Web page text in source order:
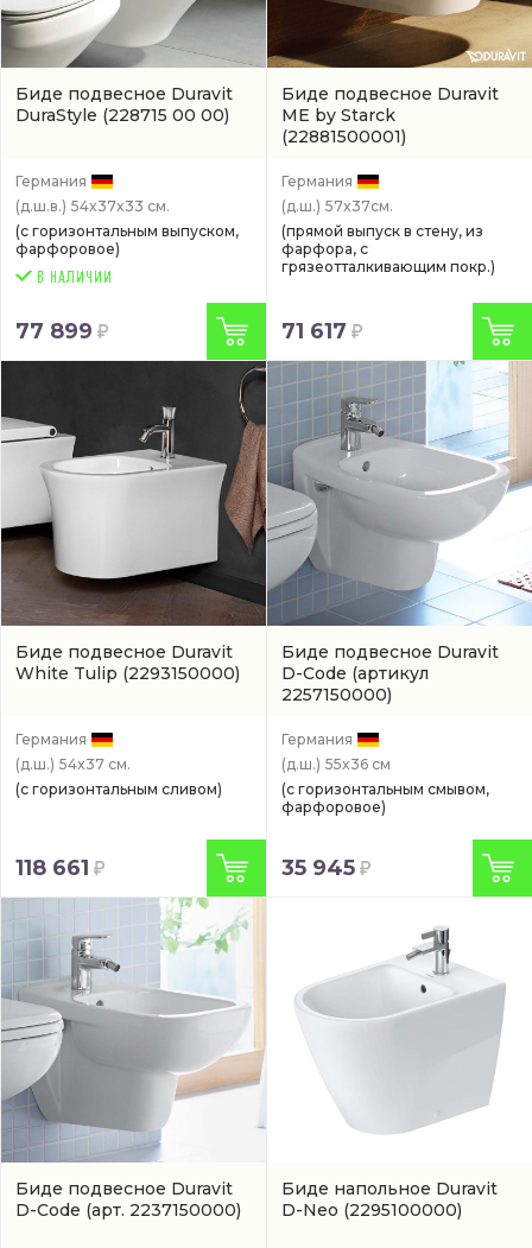
Биде подвесное Duravit
DuraStyle (228715 00 00)
Германия
(д.ш.в.) 54x37x33 см.
(с горизонтальным выпуском,
фарфоровое)
77 899
Биде подвесное Duravit
ME by Starck
(22881500001)
Германия
(д.ш.) 57x37см.
(прямой выпуск в стену, из
фарфора, с
грязеотталкивающим покр.)
71 617
Биде подвесное Duravit
White Tulip (2293150000)
Германия
(д.ш.) 54x37 см.
(с горизонтальным сливом)
118 661
Биде подвесное Duravit
D-Code (артикул
2257150000)
Германия
(д.ш.) 55x36 см
(с горизонтальным смывом,
фарфоровое)
35 945
Биде подвесное Duravit
D-Code (арт. 2237150000)
Биде напольное Duravit
D-Neo (2295100000)